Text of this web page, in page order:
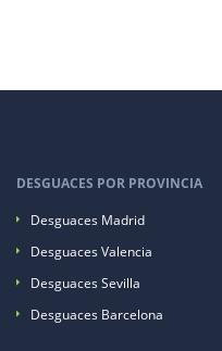
DESGUACES POR PROVINCIA
Desguaces Madrid
Desguaces Valencia
Desguaces Sevilla
Desguaces Barcelona